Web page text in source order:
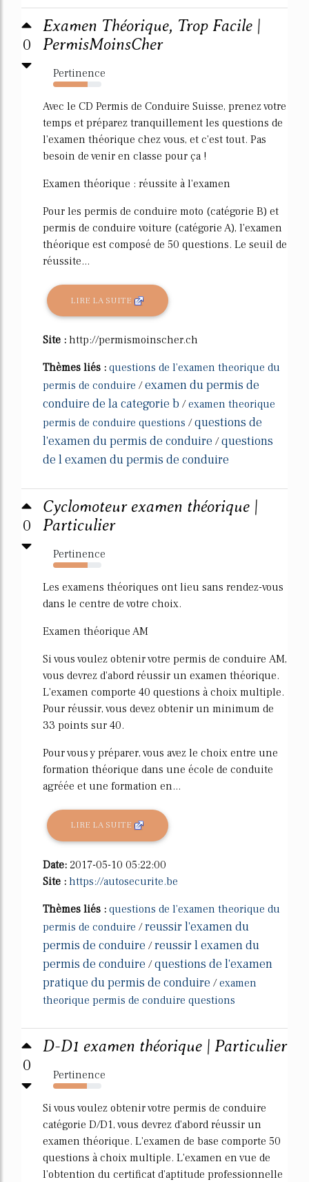
0
Examen Théorique, Trop Facile |
PermisMoinsCher
Pertinence
72%
Avec le CD Permis de Conduire Suisse, prenez votre
temps et préparez tranquillement les questions de
l'examen théorique chez vous, et c'est tout. Pas
besoin de venir en classe pour ça !
Examen théorique : réussite à l'examen
Pour les permis de conduire moto (catégorie B) et
permis de conduire voiture (catégorie A), l'examen
théorique est composé de 50 questions. Le seuil de
réussite...
LIRE LA SUITE
Site : http://permismoinscher.ch
Thèmes liés : questions de l'examen theorique du
permis de conduire /examen du permis de
conduire de la categorie b /examen theorique
permis de conduire questions /questions de
l'examen du permis de conduire /questions
de l examen du permis de conduire
0
Cyclomoteur examen théorique |
Particulier
Pertinence
71%
Les examens théoriques ont lieu sans rendez-vous
dans le centre de votre choix.
Examen théorique AM
Si vous voulez obtenir votre permis de conduire AM,
vous devrez d'abord réussir un examen théorique.
L'examen comporte 40 questions à choix multiple.
Pour réussir, vous devez obtenir un minimum de
33 points sur 40.
Pour vous y préparer, vous avez le choix entre une
formation théorique dans une école de conduite
agréée et une formation en...
LIRE LA SUITE
Date: 2017-05-10 05:22:00
Site : https://autosecurite.be
Thèmes liés : questions de l'examen theorique du
permis de conduire /reussir l'examen du
permis de conduire /reussir l examen du
permis de conduire /questions de l'examen
pratique du permis de conduire /examen
theorique permis de conduire questions
0
D-D1 examen théorique | Particulier
Pertinence
70%
Si vous voulez obtenir votre permis de conduire
catégorie D/D1, vous devrez d'abord réussir un
examen théorique. L'examen de base comporte 50
questions à choix multiple. L'examen en vue de
l'obtention du certificat d'aptitude professionnelle